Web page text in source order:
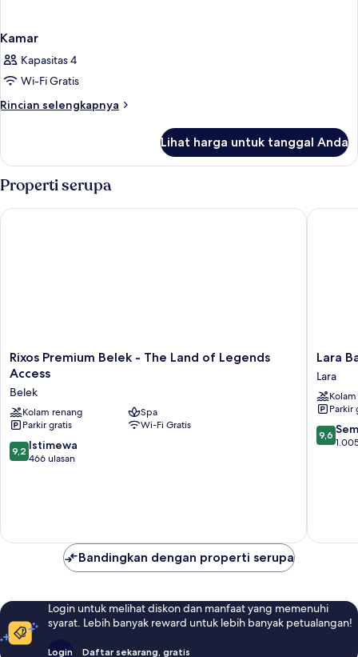
Kamar
Kapasitas 4
Wi-Fi Gratis
Rincian selengkapnya
Rincian
Kamar
Lihat harga untuk tanggal Anda
Properti serupa
Rixos
Premium
-
The
Land
of
Legends
Rixos Premium Belek - The Land of Legends
Access
Belek
Kolam renang
Spa
Parkir gratis
Wi-Fi Gratis
9.2
dari
9,2 Istimewa
466 ulasan
Rixos Premium Belek - The Land of Legends Access
Lara
Barut
Ultra
All
Inclusive
Lara
Lara
Lara
Parkir
9.6
dari
9,6
Lara
Bandingkan dengan properti serupa
Login untuk melihat diskon dan manfaat yang memenuhi
syarat. Lebih banyak reward untuk lebih banyak petualangan!
Login Daftar sekarang, gratis